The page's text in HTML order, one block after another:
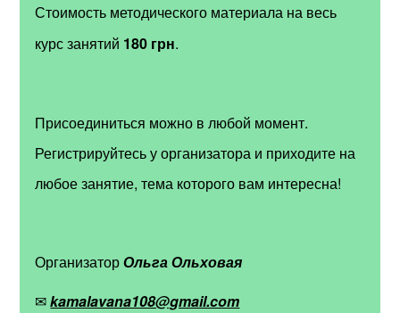
Стоимость методического материала на весь
курс занятий 180 грн.
Присоединиться можно в любой момент.
Регистрируйтесь у организатора и приходите на
любое занятие, тема которого вам интересна!
ОрганизаторОльга Ольховая
✉kamalavana108@gmail.com